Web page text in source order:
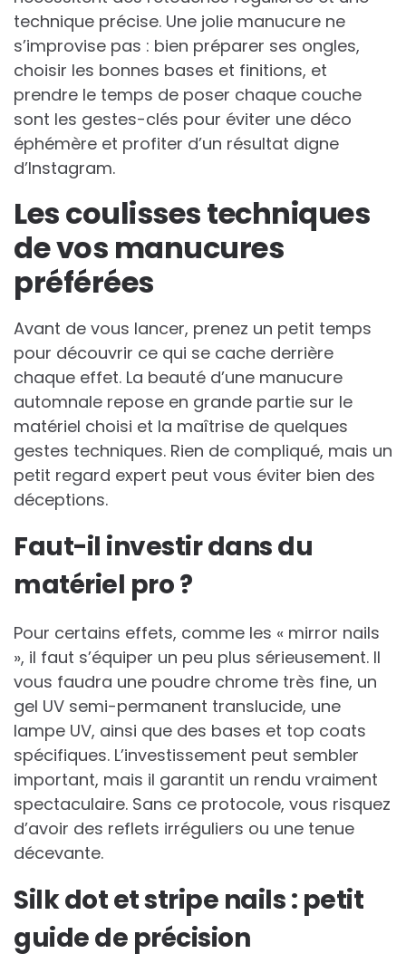
technique précise. Une jolie manucure ne
s’improvise pas : bien préparer ses ongles,
choisir les bonnes bases et finitions, et
prendre le temps de poser chaque couche
sont les gestes-clés pour éviter une déco
éphémère et profiter d’un résultat digne
d’Instagram.
Les coulisses techniques
de vos manucures
préférées
Avant de vous lancer, prenez un petit temps
pour découvrir ce qui se cache derrière
chaque effet. La beauté d’une manucure
automnale repose en grande partie sur le
matériel choisi et la maîtrise de quelques
gestes techniques. Rien de compliqué, mais un
petit regard expert peut vous éviter bien des
déceptions.
Faut-il investir dans du
matériel pro ?
Pour certains effets, comme les « mirror nails
», il faut s’équiper un peu plus sérieusement. Il
vous faudra une poudre chrome très fine, un
gel UV semi-permanent translucide, une
lampe UV, ainsi que des bases et top coats
spécifiques. L’investissement peut sembler
important, mais il garantit un rendu vraiment
spectaculaire. Sans ce protocole, vous risquez
d’avoir des reflets irréguliers ou une tenue
décevante.
Silk dot et stripe nails : petit
guide de précision